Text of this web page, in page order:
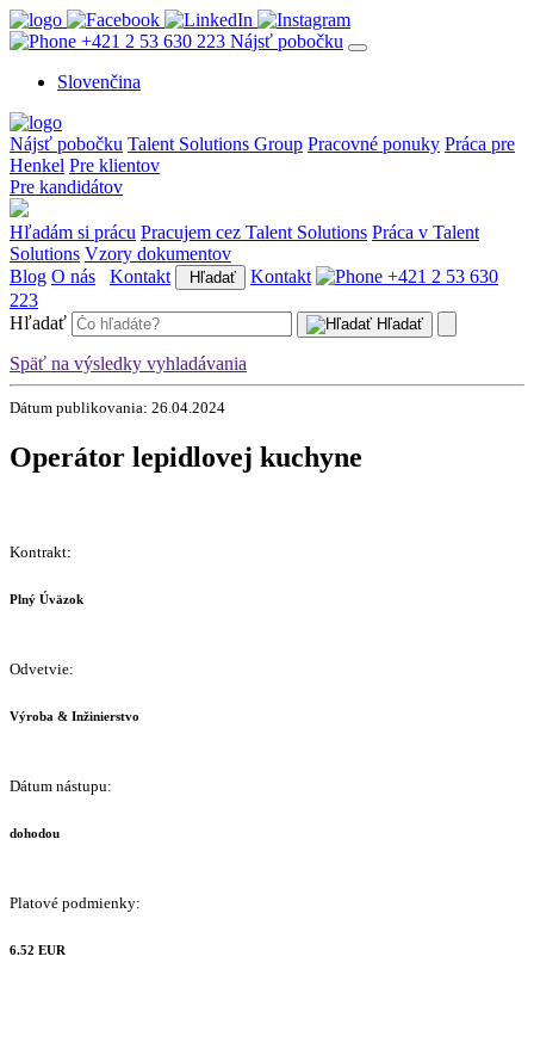
+421 2 53 630 223 Nájsť pobočku
Slovenčina
Nájsť pobočku Talent Solutions Group Pracovné ponuky Práca pre
Henkel Pre klientov
Pre kandidátov
Hľadám si prácu Pracujem cez Talent Solutions Práca v Talent
Solutions Vzory dokumentov
Blog O nás Kontakt Hľadať Kontakt
+421 2 53 630
223
Hľadať
Hľadať
Späť na výsledky vyhladávania
Dátum publikovania: 26.04.2024
Operátor lepidlovej kuchyne
Kontrakt:
Plný Úväzok
Odvetvie:
Výroba & Inžinierstvo
Dátum nástupu:
dohodou
Platové podmienky:
6.52 EUR